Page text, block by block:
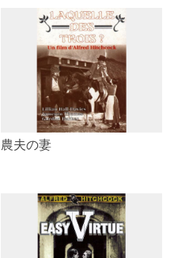
農夫の妻